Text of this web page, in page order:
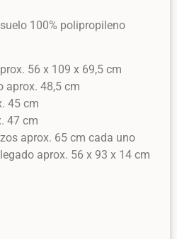
100% polipropileno
56 x 109 x 69,5 cm
aprox. 48,5 cm
45 cm
47 cm
aprox. 65 cm cada uno
aprox. 56 x 93 x 14 cm